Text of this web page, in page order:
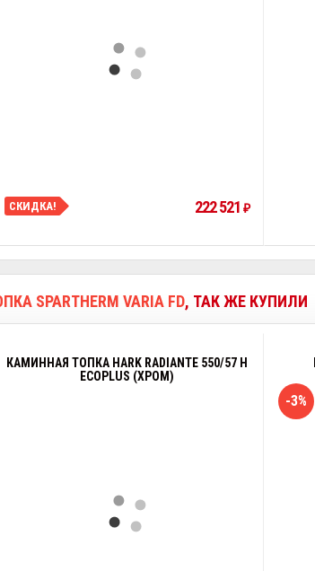
СКИДКА! 222 521 ₽
SPARTHERM VARIA FD, ТАК ЖЕ КУПИЛИ
КАМИННАЯ ТОПКА HARK RADIANTE 550/57 H
ECOPLUS (ХРОМ)
-3%